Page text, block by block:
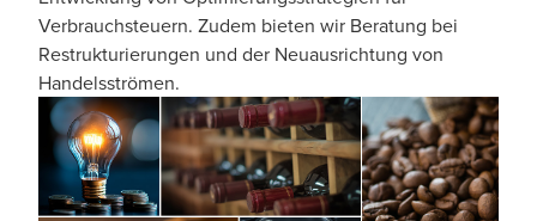
Verbrauchsteuern. Zudem bieten wir Beratung bei
Restrukturierungen und der Neuausrichtung von
Handelsströmen.